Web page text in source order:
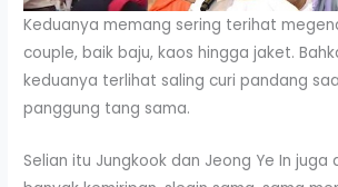
Keduanya memang sering terihat
couple, baik baju, kaos hingga jaket.
keduanya terlihat saling curi pandang
panggung tang sama.
Selian itu Jungkook dan Jeong Ye In juga